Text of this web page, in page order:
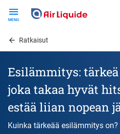
contentRatkaisut
Esilämmitys:
joka takaa hyvät
estää liian nopean
Kuinka tärkeää esilämmitys